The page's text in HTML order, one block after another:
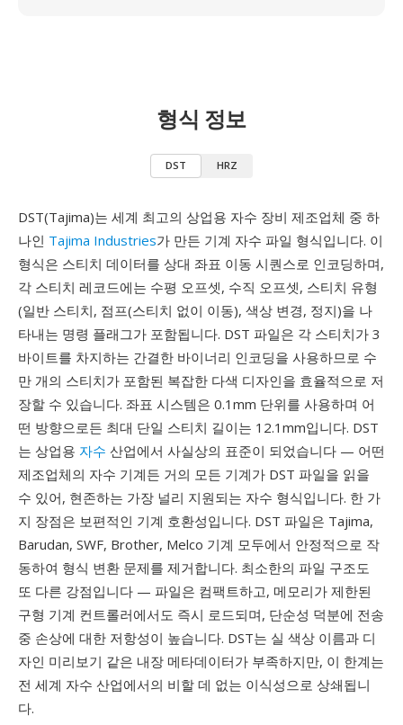
형식 정보
DST HRZ
DST(Tajima)는 세계 최고의 상업용 자수 장비 제조업체 중 하
나인 Tajima Industries가 만든 기계 자수 파일 형식입니다. 이
형식은 스티치 데이터를 상대 좌표 이동 시퀀스로 인코딩하며,
각 스티치 레코드에는 수평 오프셋, 수직 오프셋, 스티치 유형
(일반 스티치, 점프(스티치 없이 이동), 색상 변경, 정지)을 나
타내는 명령 플래그가 포함됩니다. DST 파일은 각 스티치가 3
바이트를 차지하는 간결한 바이너리 인코딩을 사용하므로 수
만 개의 스티치가 포함된 복잡한 다색 디자인을 효율적으로 저
장할 수 있습니다. 좌표 시스템은 0.1mm 단위를 사용하며 어
떤 방향으로든 최대 단일 스티치 길이는 12.1mm입니다. DST
는 상업용 자수 산업에서 사실상의 표준이 되었습니다 — 어떤
제조업체의 자수 기계든 거의 모든 기계가 DST 파일을 읽을
수 있어, 현존하는 가장 널리 지원되는 자수 형식입니다. 한 가
지 장점은 보편적인 기계 호환성입니다. DST 파일은 Tajima,
Barudan, SWF, Brother, Melco 기계 모두에서 안정적으로 작
동하여 형식 변환 문제를 제거합니다. 최소한의 파일 구조도
또 다른 강점입니다 — 파일은 컴팩트하고, 메모리가 제한된
구형 기계 컨트롤러에서도 즉시 로드되며, 단순성 덕분에 전송
중 손상에 대한 저항성이 높습니다. DST는 실 색상 이름과 디
자인 미리보기 같은 내장 메타데이터가 부족하지만, 이 한계는
전 세계 자수 산업에서의 비할 데 없는 이식성으로 상쇄됩니
다.